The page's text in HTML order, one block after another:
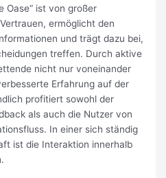
Oase“ ist von großer
ermöglicht den
und trägt dazu bei,
treffen. Durch aktive
nicht nur voneinander
Erfahrung auf der
profitiert sowohl der
als auch die Nutzer von
In einer sich ständig
ist die Interaktion innerhalb